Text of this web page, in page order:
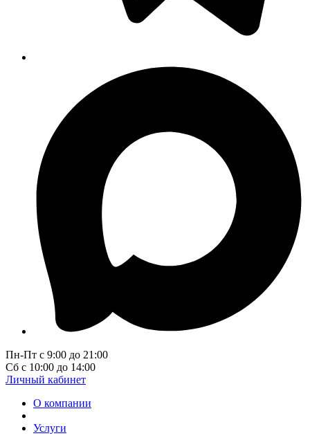
Пн-Пт с 9:00 до 21:00
Сб с 10:00 до 14:00
Личный кабинет
О компании
Услуги